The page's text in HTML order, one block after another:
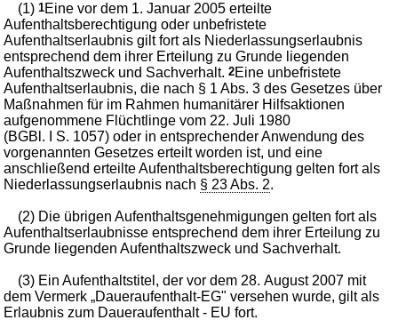
(1)1Eine vor dem 1. Januar 2005 erteilte
Aufenthaltsberechtigung oder unbefristete
Aufenthaltserlaubnis gilt fort als Niederlassungserlaubnis
entsprechend dem ihrer Erteilung zu Grunde liegenden
Aufenthaltszweck und Sachverhalt.2Eine unbefristete
Aufenthaltserlaubnis, die nach § 1 Abs. 3 des Gesetzes über
Maßnahmen für im Rahmen humanitärer Hilfsaktionen
aufgenommene Flüchtlinge vom 22. Juli 1980
(BGBl. I S. 1057) oder in entsprechender Anwendung des
vorgenannten Gesetzes erteilt worden ist, und eine
anschließend erteilte Aufenthaltsberechtigung gelten fort als
Niederlassungserlaubnis nach § 23 Abs. 2.
(2) Die übrigen Aufenthaltsgenehmigungen gelten fort als
Aufenthaltserlaubnisse entsprechend dem ihrer Erteilung zu
Grunde liegenden Aufenthaltszweck und Sachverhalt.
(3) Ein Aufenthaltstitel, der vor dem 28. August 2007 mit
dem Vermerk „Daueraufenthalt-EG" versehen wurde, gilt als
Erlaubnis zum Daueraufenthalt - EU fort.